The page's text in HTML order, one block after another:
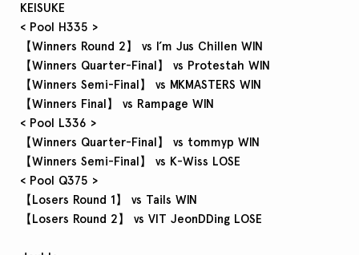
KEISUKE
< Pool H335 >
【Winners Round 2】 vs I’m Jus Chillen WIN
【Winners Quarter-Final】 vs Protestah WIN
【Winners Semi-Final】 vs MKMASTERS WIN
【Winners Final】 vs Rampage WIN
< Pool L336 >
【Winners Quarter-Final】 vs tommyp WIN
【Winners Semi-Final】 vs K-Wiss LOSE
< Pool Q375 >
【Losers Round 1】 vs Tails WIN
【Losers Round 2】 vs VIT JeonDDing LOSE